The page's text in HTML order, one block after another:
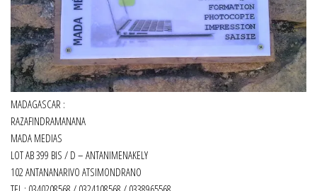
MADAGASCAR :
RAZAFINDRAMANANA
MADA MEDIAS
LOT AB 399 BIS / D – ANTANIMENAKELY
102 ANTANANARIVO ATSIMONDRANO